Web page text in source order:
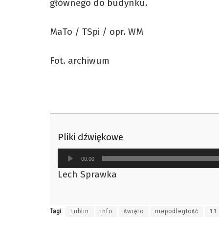
głównego do budynku.
MaTo / TSpi / opr. WM
Fot. archiwum
Pliki dźwiękowe
Odtwarzacz
plików
dźwiękowych
00:00
Lech Sprawka
Tagi: Lublin info święto niepodległość